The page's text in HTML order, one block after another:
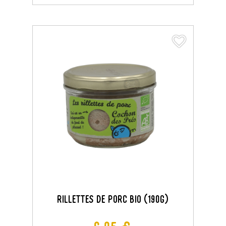
RILLETTES DE PORC BIO (190G)
favorite_border
favorite_border